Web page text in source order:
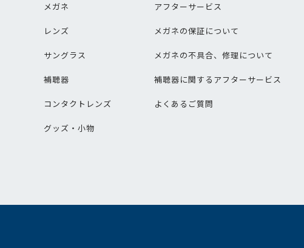
メガネ
レンズ
サングラス
補聴器
コンタクトレンズ
グッズ・小物
アフターサービス
メガネの保証について
メガネの不具合、修理について
補聴器に関するアフターサービス
よくあるご質問